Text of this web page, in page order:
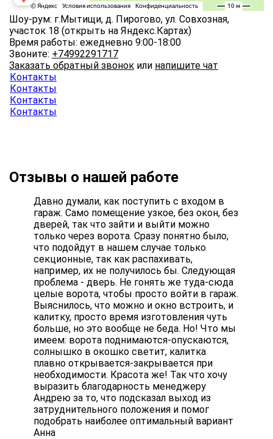
Шоу-рум: г.Мытищи, д. Пирогово, ул. Совхозная,
участок 18 (открыть на Яндекс.Картах)
Время работы: ежедневно 9:00-18:00
Звоните: +74992291717
Заказать обратный звонок или напишите чат
Контакты
Контакты
Контакты
Контакты
Отзывы о нашей работе
Давно думали, как поступить с входом в
гараж. Само помещение узкое, без окон, без
дверей, так что зайти и выйти можно
только через ворота. Сразу понятно было,
что подойдут в нашем случае только
секционные, так как распахивать,
например, их не получилось бы. Следующая
проблема - дверь. Не гонять же туда-сюда
целые ворота, чтобы просто войти в гараж.
Выяснилось, что можно и окно встроить, и
калитку, просто время изготовления чуть
больше, но это вообще не беда. Но! Что мы
имеем: ворота поднимаются-опускаются,
солнышко в окошко светит, калитка
плавно открывается-закрывается при
необходимости. Красота же! Так что хочу
выразить благодарность менеджеру
Андрею за то, что подсказал выход из
затруднительного положения и помог
подобрать наиболее оптимальный вариант
Анна